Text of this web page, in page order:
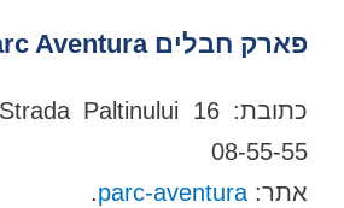
פארק חבלים ‪Parc Aventura
08-55-55
אתר: parc-aventura
.